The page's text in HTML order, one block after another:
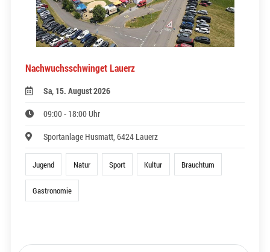
Nachwuchsschwinget Lauerz
Sa, 15. August 2026
09:00 - 18:00 Uhr
Sportanlage Husmatt, 6424 Lauerz
Jugend Natur Sport Kultur Brauchtum
Gastronomie